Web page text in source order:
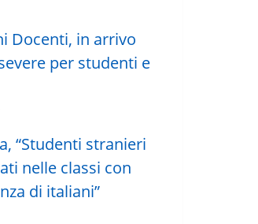
Docenti, in arrivo
per studenti e